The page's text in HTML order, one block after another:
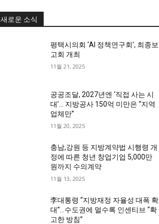
새로운 소식
평택시의회 ‘AI 정책연구회’, 최종보
고회 개최
11월 21, 2025
공공조달, 2027년엔 ‘직접 사는 시
대’… 지방공사 150억 미만은 “지역
업체만”
11월 20, 2025
충남,강원 등 지방계약법 시행령 개
정에 따른 청년 창업기업 5,000만
원까지 수의계약
11월 13, 2025
李대통령 “지방재정 자율성 대폭 확
대”…수도권에 멀수록 인센티브 “확
고한 방침”